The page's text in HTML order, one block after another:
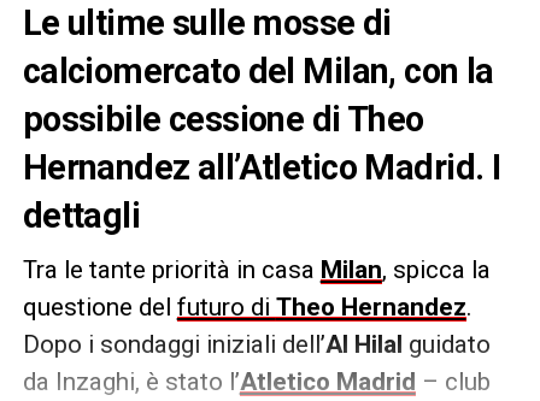
Le ultime sulle mosse di
calciomercato del Milan, con la
possibile cessione di Theo
Hernandez all’Atletico Madrid. I
dettagli
Tra le tante priorità in casa Milan, spicca la
questione del futuro di Theo Hernandez.
Dopo i sondaggi iniziali dell’Al Hilal guidato
da Inzaghi, è stato l’Atletico Madrid – club